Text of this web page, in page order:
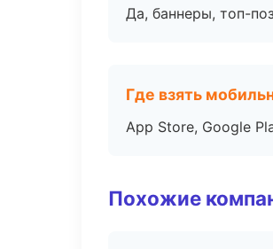
Да, баннеры, топ-
Где взять
App Store, Google
Похожие